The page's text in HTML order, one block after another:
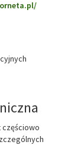
częściowo